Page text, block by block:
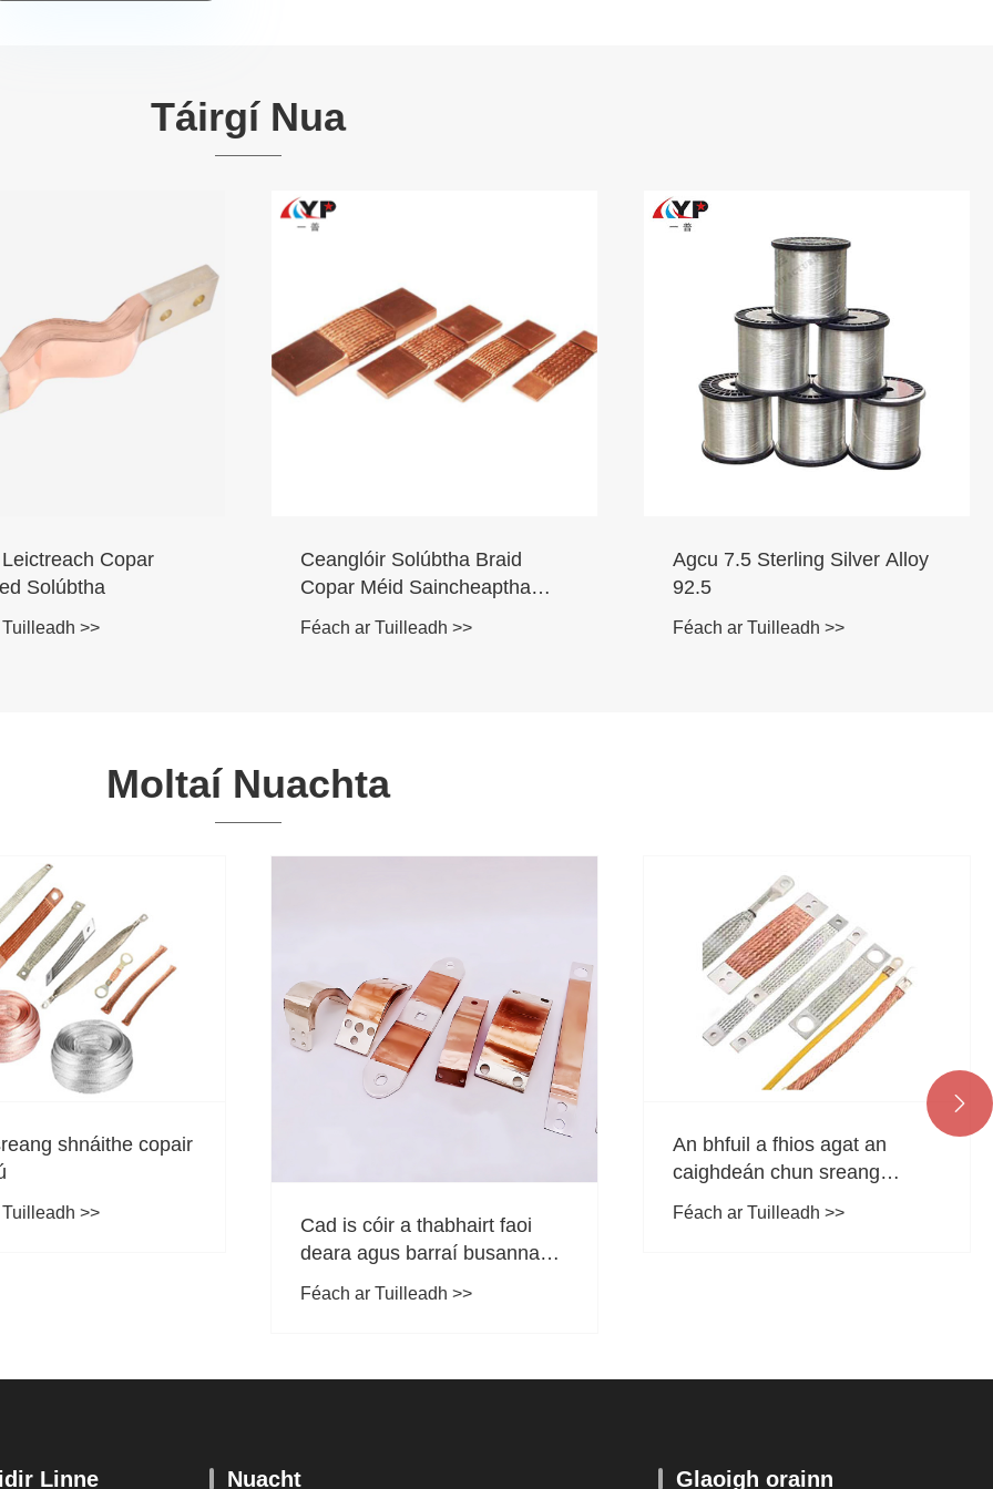
Táirgí Nua
Solúbtha Braid
Saincheaptha
>>
Agcu 7.5 Sterling Silver Alloy
92.5
Féach ar Tuilleadh >>
Ceanglóir Bog Scragall Copair
Laminated Breaker Chuarda
Féach ar Tuilleadh >>
Moltaí Nuachta
a thabhairt faoi
Féach ar Tuilleadh >>
Bus Copar Ar Fheithiclí Nua
Fuinnimh Agus Barraí Bus
Copar Traidisiúnta?
Féach ar Tuilleadh >>

Linne Nuacht Glaoigh orainn